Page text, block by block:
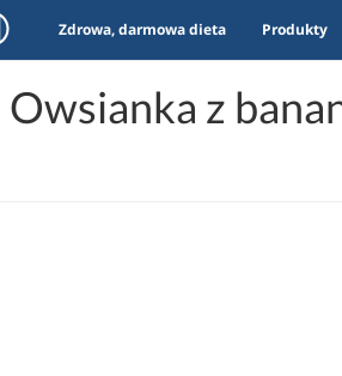
Zdrowa, darmowa dieta Produkty
Owsianka z